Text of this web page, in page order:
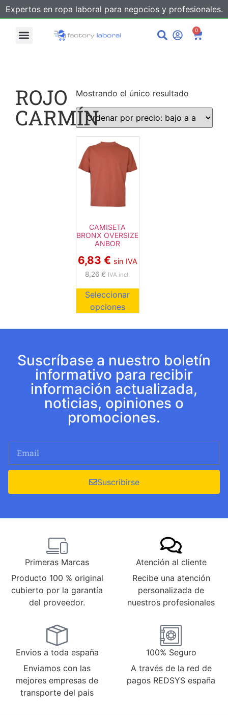
Expertos en ropa laboral para negocios y profesionales.
0
Mostrando el único resultado
CAMISETA
BRONX OVERSIZE
ANBOR
6,83 € sin IVA
8,26€ IVA incl.
Seleccionar
opciones
ROJO
CARMÍN
Suscríbase a nuestro boletín
informativo para recibir
información actualizada,
noticias, opiniones o
promociones.
Suscribirse
Primeras Marcas
Producto 100 % original
cubierto por la garantía
del proveedor.
Atención al cliente
Recibe una atención
personalizada de
nuestros profesionales
Envios a toda españa
Enviamos con las
mejores empresas de
transporte del pais
100% Seguro
A través de la red de
pagos REDSYS españa